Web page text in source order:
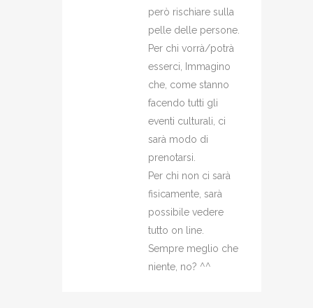
però rischiare sulla
pelle delle persone.
Per chi vorrà/potrà
esserci, Immagino
che, come stanno
facendo tutti gli
eventi culturali, ci
sarà modo di
prenotarsi.
Per chi non ci sarà
fisicamente, sarà
possibile vedere
tutto on line.
Sempre meglio che
niente, no? ^^